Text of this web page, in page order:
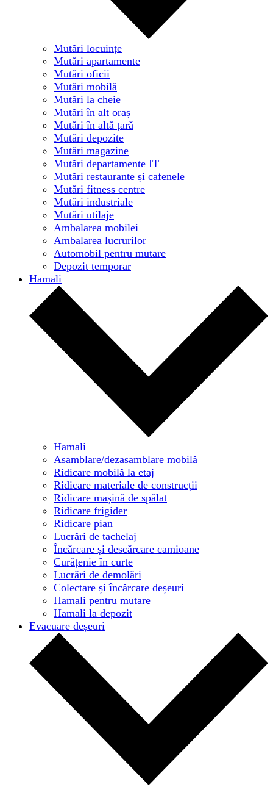
Mutări locuințe
Mutări apartamente
Mutări oficii
Mutări mobilă
Mutări la cheie
Mutări în alt oraș
Mutări în altă țară
Mutări depozite
Mutări magazine
Mutări departamente IT
Mutări restaurante și cafenele
Mutări fitness centre
Mutări industriale
Mutări utilaje
Ambalarea mobilei
Ambalarea lucrurilor
Automobil pentru mutare
Depozit temporar
Hamali
Hamali
Asamblare/dezasamblare mobilă
Ridicare mobilă la etaj
Ridicare materiale de construcții
Ridicare mașină de spălat
Ridicare frigider
Ridicare pian
Lucrări de tachelaj
Încărcare și descărcare camioane
Curățenie în curte
Lucrări de demolări
Colectare și încărcare deșeuri
Hamali pentru mutare
Hamali la depozit
Evacuare deșeuri